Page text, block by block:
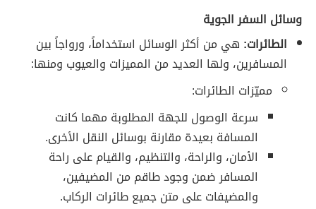
وسائل السفر الجوية
الطائرات: هي من أكثر الوسائل استخداماً، ورواجاً بين
المسافرين، ولها العديد من المميزات والعيوب ومنها:
مميّزات الطائرات:
سرعة الوصول للجهة المطلوبة مهما كانت
المسافة بعيدة مقارنة بوسائل النقل الأخرى.
الأمان، والراحة، والتنظيم، والقيام على راحة
المسافر ضمن وجود طاقم من المضيفين،
والمضيفات على متن جميع طائرات الركاب.